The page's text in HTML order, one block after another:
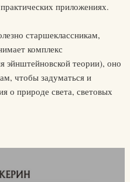
приложениях.
старшеклассникам,
комплекс
эйнштейновской теории), оно
чтобы задуматься и
о природе света, световых